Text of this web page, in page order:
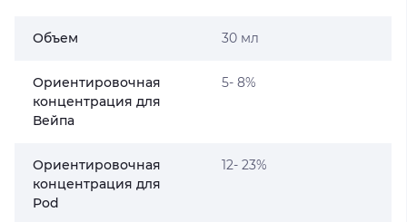
Объем 30 мл
Ориентировочная
концентрация для
Вейпа
5- 8%
Ориентировочная
концентрация для
Pod
12- 23%